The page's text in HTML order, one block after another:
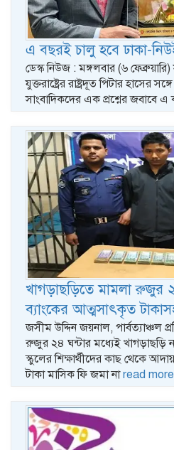
এ বছরই চালু হবে ঢাকা-
ডেস্ক নিউজ : মঙ্গলবার (৬
যুক্তরাষ্ট্রের রাষ্ট্রদূত পিটার হাসের
সাংবাদিকদের এক প্রশ্নের জবাবে এ
খাগড়াছড়িতে মামলা রুজুর
ব্যাংকের আত্মসাৎকৃত
জসীম উদ্দিন জয়নাল, পার্বত্যাঞ্চল
রুজুর ২৪ ঘন্টার মধ্যেই খাগড়াছড়ি
স্কুলের শিক্ষার্থীদের কাছ থেকে
টাকা মাসিক ফি জমা নাread more